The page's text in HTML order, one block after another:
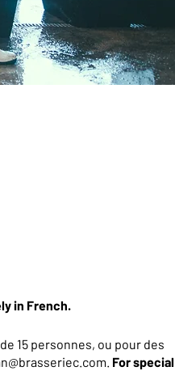
in French.
15 personnes, ou pour des
For special